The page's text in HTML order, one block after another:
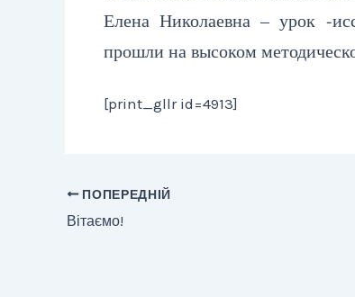
Елена Николаевна – урок -
прошли на высоком
[print_gllr id=4913]
ПОПЕРЕДНІЙ
Вітаємо!